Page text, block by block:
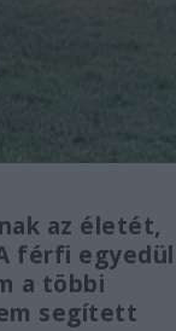
az életét,
férfi egyedül
a többi
segített